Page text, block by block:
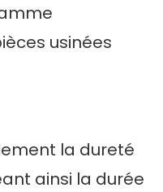
usinées
la dureté
ainsi la durée